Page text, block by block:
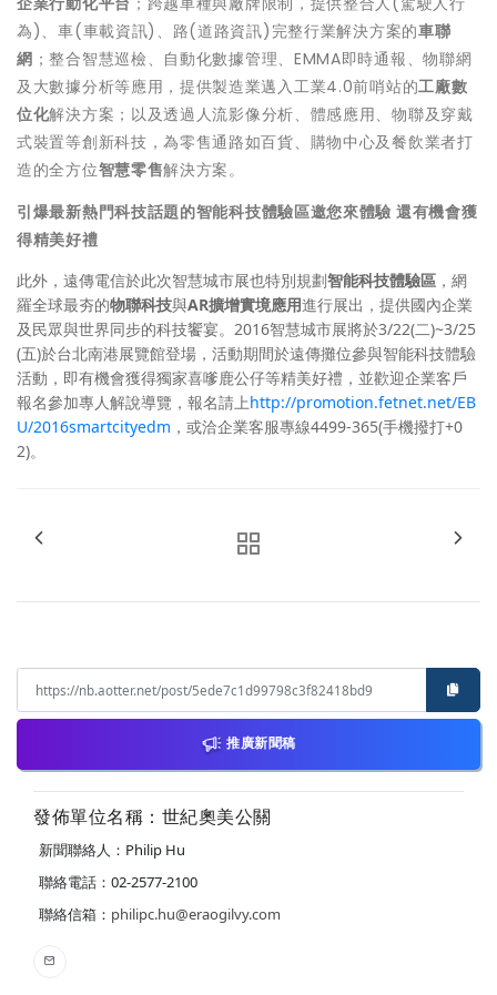
為)、車(車載資訊)、路(道路資訊)完整行業解決方案的車聯
網 ；整合智慧巡檢、自動化數據管理、EMMA即時通報、物聯網
及大數據分析等應用，提供製造業邁入工業4.0前哨站的工廠數
位化解決方案；以及透過人流影像分析、體感應用、物聯及穿戴
式裝置等創新科技，為零售通路如百貨、購物中心及餐飲業者打
造的全方位智慧零售解決方案。
引爆最新熱門科技話題的智能科技體驗區邀您來體驗 還有機會獲
得精美好禮
此外，遠傳電信於此次智慧城市展也特別規劃智能科技體驗區 ，網
羅全球最夯的物聯科技與AR擴增實境應用進行展出，提供國內企業
及民眾與世界同步的科技饗宴。2016智慧城市展將於3/22(二)~3/25
(五)於台北南港展覽館登場， 活動期間於遠傳攤位參與智能科技體驗
活動，即有機會獲得獨家喜嗲鹿公仔等精美好禮，並歡迎企業客戶
報名參加專人解說導覽 ，報名請上http://promotion.fetnet.net/EB
U/2016smartcityedm ，或洽企業客服專線4499-365(手機撥打+0
2)。
推廣新聞稿
發佈單位名稱：世紀奧美公關
新聞聯絡人：Philip Hu
聯絡電話：02-2577-2100
聯絡信箱： philipc.hu@eraogilvy.com